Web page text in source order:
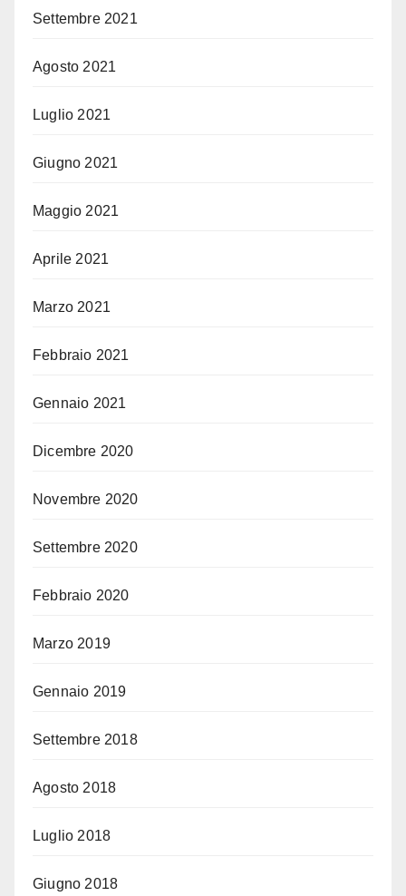
Settembre 2021
Agosto 2021
Luglio 2021
Giugno 2021
Maggio 2021
Aprile 2021
Marzo 2021
Febbraio 2021
Gennaio 2021
Dicembre 2020
Novembre 2020
Settembre 2020
Febbraio 2020
Marzo 2019
Gennaio 2019
Settembre 2018
Agosto 2018
Luglio 2018
Giugno 2018